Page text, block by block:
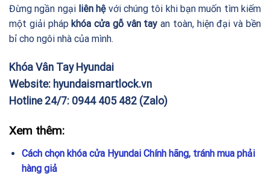
Đừng ngần ngại liên hệvới chúng tôi khi bạn muốn tìm kiếm
một giải pháp khóa cửa gỗ vân tay an toàn, hiện đại và bền
bỉ cho ngôi nhà của mình.
Khóa Vân Tay Hyundai
Website: hyundaismartlock.vn
Hotline 24/7: 0944 405 482 (Zalo)
Xem thêm:
Cách chọn khóa cửa Hyundai Chính hãng, tránh mua phải
hàng giả